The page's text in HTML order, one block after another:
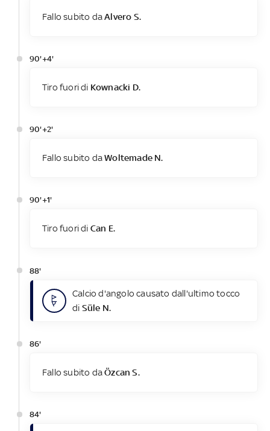
Fallo subito daAlvero S.
90'+4'
Tiro fuori di Kownacki D.
90'+2'
Fallo subito daWoltemade N.
90'+1'
Tiro fuori di Can E.
88'
Calcio d'angolo causato dall'ultimo tocco
di Süle N.
86'
Fallo subito daÖzcan S.
84'